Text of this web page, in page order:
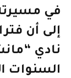
في
إلى أن
نادي
السنوات